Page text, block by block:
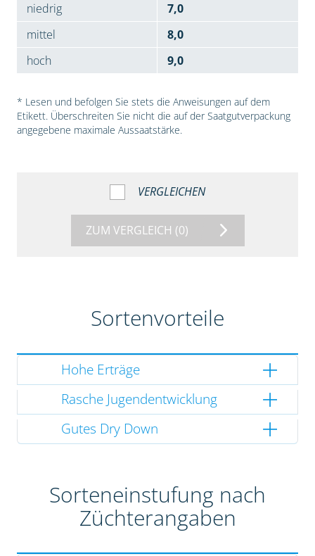
niedrig
7,0
mittel
8,0
hoch
9,0
* Lesen und befolgen Sie stets die Anweisungen auf dem
Etikett. Überschreiten Sie nicht die auf der Saatgutverpackung
angegebene maximale Aussaatstärke.
VERGLEICHEN
ZUM VERGLEICH (0)
Sortenvorteile
Hohe Erträge
Rasche Jugendentwicklung
Gutes Dry Down
Sorteneinstufung nach
Züchterangaben